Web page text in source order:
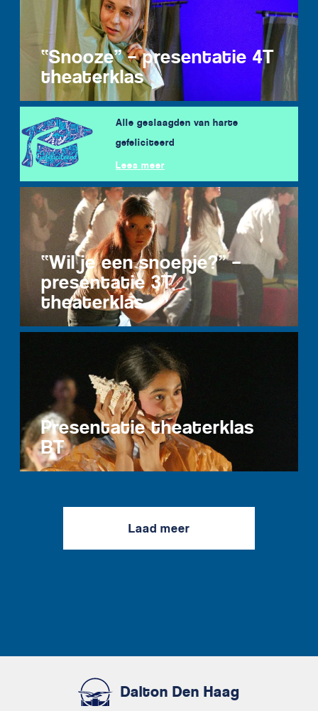
“Snooze” – presentatie 4T
theaterklas
Alle geslaagden van harte
gefeliciteerd
Lees meer
“Wil je een snoepje?” –
presentatie 3T
theaterklas
Presentatie theaterklas
BT
Laad meer
Dalton Den Haag